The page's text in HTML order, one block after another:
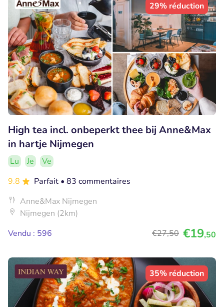
29% réduction
High tea incl. onbeperkt thee bij Anne&Max
in hartje Nijmegen
Lu Je
Ve
9.8
Parfait • 83 commentaires
Anne&Max Nijmegen
Nijmegen (2km)
Vendu : 596
€27,50 €19,50
35% réduction